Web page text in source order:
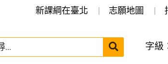
新課綱在臺北 志願地圖
送出 字級